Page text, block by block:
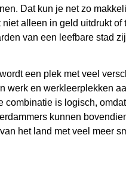
Dat kun je net zo
alleen in geld uitdrukt
van een leefbare stad
een plek met veel
en werkleerplekken
is logisch,
kunnen
het land met veel meer